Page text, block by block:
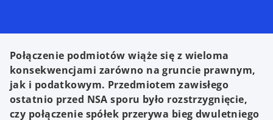
Połączenie podmiotów wiąże się z wieloma
konsekwencjami zarówno na gruncie prawnym,
jak i podatkowym. Przedmiotem zawisłego
ostatnio przed NSA sporu było rozstrzygnięcie,
czy połączenie spółek przerywa bieg dwuletniego